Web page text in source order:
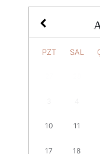
PZT SAL
10 11
17 18